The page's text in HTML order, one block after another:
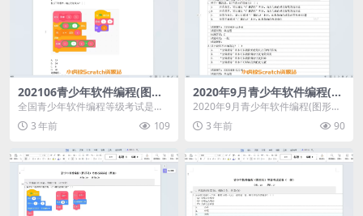
202106青少年软件编程(图形
化)等级考试试卷四级(含答案)
全国青少年软件编程等级考试是由
中国电子学会发起的面向青少年软
件编程能力水平的社会...
3 年前 109
2020年9月青少年软件编程(图
形化)等级考试试卷四级(含答
2020年9月青少年软件编程(图形化)
等级考试试卷四级(含答案)
3 年前 90